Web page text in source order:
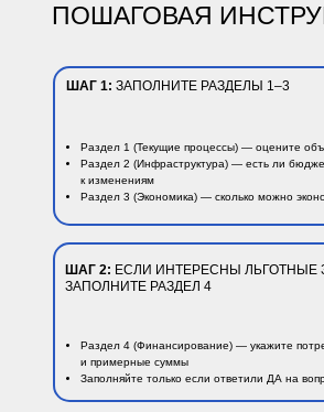
ШАГ 2: ЕСЛИ ИНТЕРЕСНЫ
ЗАПОЛНИТЕ РАЗДЕЛ 4
Раздел 4 (Финансирование) — укажите
и примерные суммы
Заполняйте только если ответили ДА на
Раздел 1 (Текущие процессы) — оцените
Раздел 2 (Инфраструктура) — есть ли
к изменениям
Раздел 3 (Экономика) — сколько можно
ШАГ 1: ЗАПОЛНИТЕ РАЗДЕЛЫ 1–3
ПОШАГОВАЯ